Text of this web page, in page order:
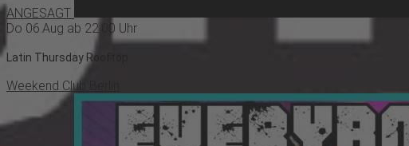
ANGESAGT
Do 06.Aug ab 22:00 Uhr
Latin Thursday Rooftop
Weekend Club Berlin